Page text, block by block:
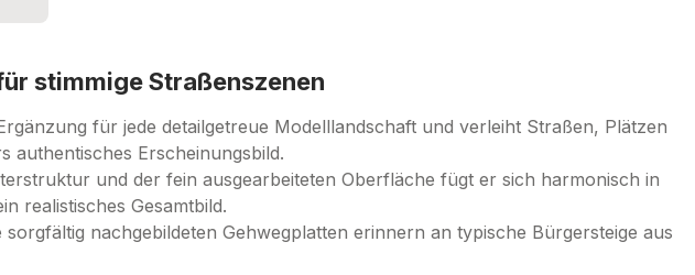
stimmige Straßenszenen
für jede detailgetreue Modelllandschaft und verleiht Straßen, Plätzen
authentisches Erscheinungsbild.
und der fein ausgearbeiteten Oberfläche fügt er sich harmonisch in
realistisches Gesamtbild.
nachgebildeten Gehwegplatten erinnern an typische Bürgersteige aus